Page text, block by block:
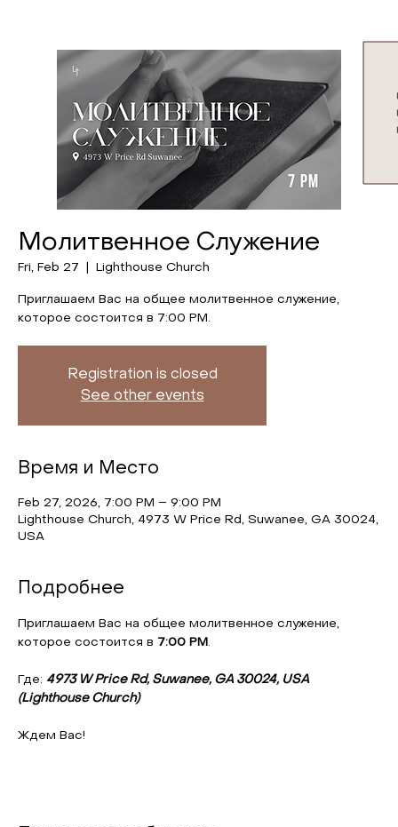
Молитвенное Служение
Fri, Feb 27 Lighthouse Church
Приглашаем Вас на общее молитвенное служение,
которое состоится в 7:00 PM.
Registration is closed
See other events
Время и Место
Feb 27, 2026, 7:00 PM – 9:00 PM
Lighthouse Church, 4973 W Price Rd, Suwanee, GA 30024,
USA
Подробнее
Приглашаем Вас на общее молитвенное служение,
которое состоится в 7:00 PM .
Где: 4973 W Price Rd, Suwanee, GA 30024, USA
(Lighthouse Church)
Ждем Вас!